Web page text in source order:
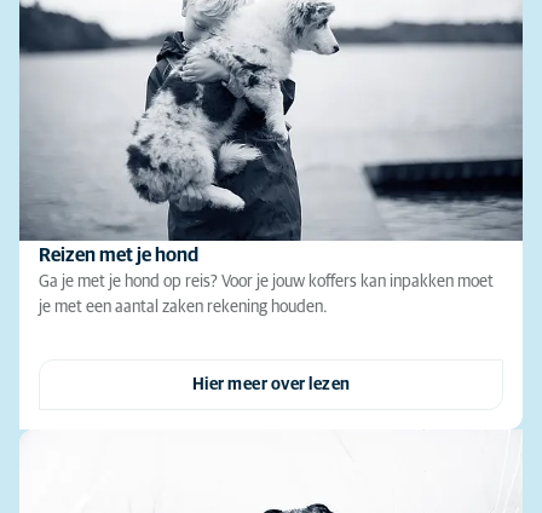
Reizen met je hond
Ga je met je hond op reis? Voor je jouw koffers kan inpakken moet
je met een aantal zaken rekening houden.
Hier meer over lezen